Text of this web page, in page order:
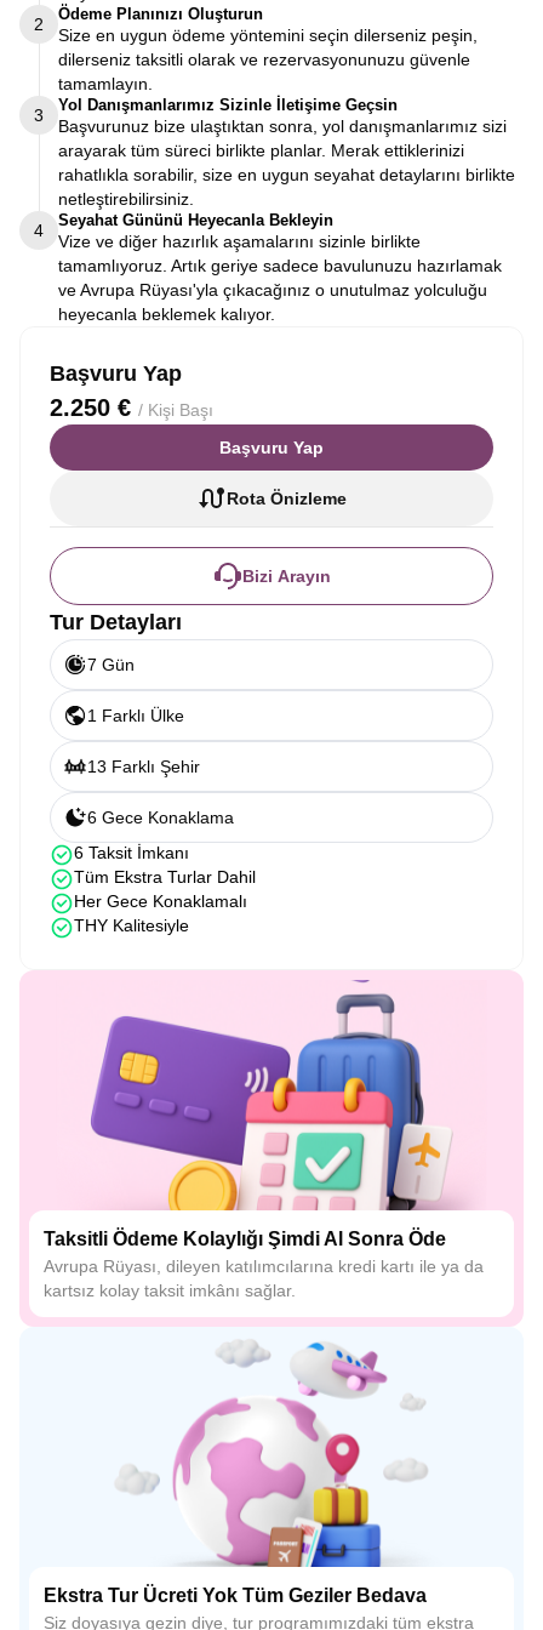
2
Ödeme Planınızı Oluşturun
Size en uygun ödeme yöntemini seçin dilerseniz peşin,
dilerseniz taksitli olarak ve rezervasyonunuzu güvenle
tamamlayın.
3
Yol Danışmanlarımız Sizinle İletişime Geçsin
Başvurunuz bize ulaştıktan sonra, yol danışmanlarımız sizi
arayarak tüm süreci birlikte planlar. Merak ettiklerinizi
rahatlıkla sorabilir, size en uygun seyahat detaylarını birlikte
netleştirebilirsiniz.
4
Seyahat Gününü Heyecanla Bekleyin
Vize ve diğer hazırlık aşamalarını sizinle birlikte
tamamlıyoruz. Artık geriye sadece bavulunuzu hazırlamak
ve Avrupa Rüyası'yla çıkacağınız o unutulmaz yolculuğu
heyecanla beklemek kalıyor.
Başvuru Yap
2.250 € / Kişi Başı
Başvuru Yap
Rota Önizleme
Bizi Arayın
Tur Detayları
7 Gün
1 Farklı Ülke
13 Farklı Şehir
6 Gece Konaklama
6 Taksit İmkanı
Tüm Ekstra Turlar Dahil
Her Gece Konaklamalı
THY Kalitesiyle
Taksitli Ödeme Kolaylığı Şimdi Al Sonra Öde
Avrupa Rüyası, dileyen katılımcılarına kredi kartı ile ya da
kartsız kolay taksit imkânı sağlar.
Ekstra Tur Ücreti Yok Tüm Geziler Bedava
Siz doyasıya gezin diye, tur programımızdaki tüm ekstra